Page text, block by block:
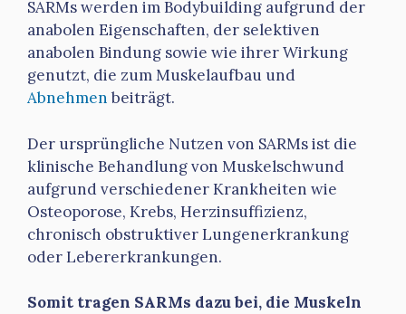
SARMs werden im Bodybuilding aufgrund der
anabolen Eigenschaften, der selektiven
anabolen Bindung sowie wie ihrer Wirkung
genutzt, die zum Muskelaufbau und
Abnehmen beiträgt.
Der ursprüngliche Nutzen von SARMs ist die
klinische Behandlung von Muskelschwund
aufgrund verschiedener Krankheiten wie
Osteoporose, Krebs, Herzinsuffizienz,
chronisch obstruktiver Lungenerkrankung
oder Lebererkrankungen.
Somit tragen SARMs dazu bei, die Muskeln